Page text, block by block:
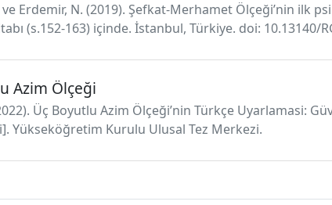
ve Erdemir, N. (2019). Şefkat-Merhamet Ölçeği’nin ilk
(s.152-163) içinde. İstanbul, Türkiye. doi: 10.13140/
Azim Ölçeği
Üç Boyutlu Azim Ölçeği’nin Türkçe Uyarlamasi:
Yükseköğretim Kurulu Ulusal Tez Merkezi.